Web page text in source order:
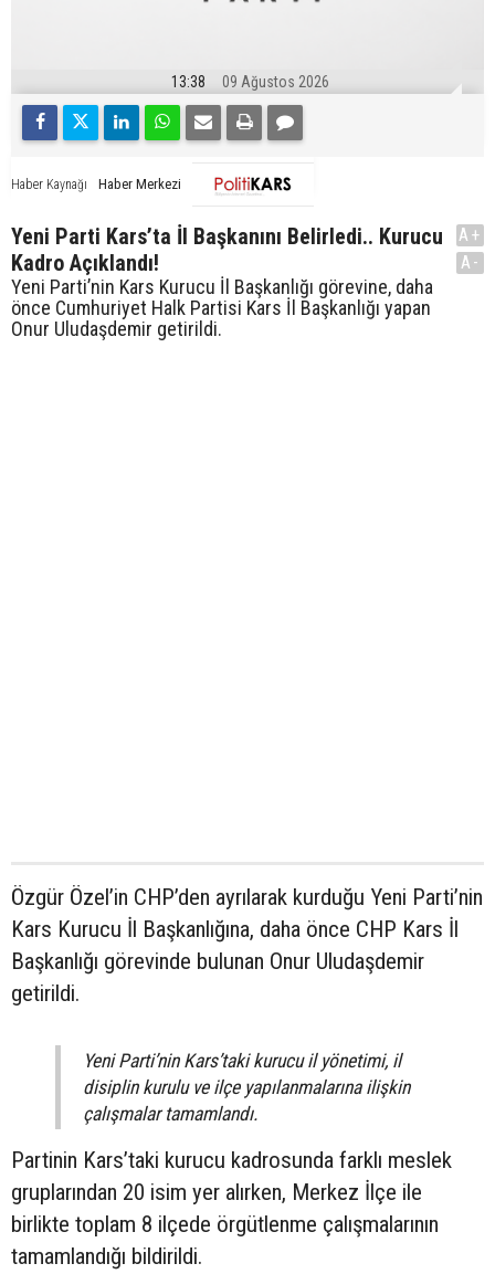
13:38 09 Ağustos 2026
Haber Kaynağı Haber Merkezi
Yeni Parti Kars’ta İl Başkanını Belirledi.. Kurucu
Kadro Açıklandı!
Yeni Parti’nin Kars Kurucu İl Başkanlığı görevine, daha
önce Cumhuriyet Halk Partisi Kars İl Başkanlığı yapan
Onur Uludaşdemir getirildi.
A+
A-
Özgür Özel’in CHP’den ayrılarak kurduğu Yeni Parti’nin
Kars Kurucu İl Başkanlığına, daha önce CHP Kars İl
Başkanlığı görevinde bulunan Onur Uludaşdemir
getirildi.
Yeni Parti’nin Kars’taki kurucu il yönetimi, il
disiplin kurulu ve ilçe yapılanmalarına ilişkin
çalışmalar tamamlandı.
Partinin Kars’taki kurucu kadrosunda farklı meslek
gruplarından 20 isim yer alırken, Merkez İlçe ile
birlikte toplam 8 ilçede örgütlenme çalışmalarının
tamamlandığı bildirildi.